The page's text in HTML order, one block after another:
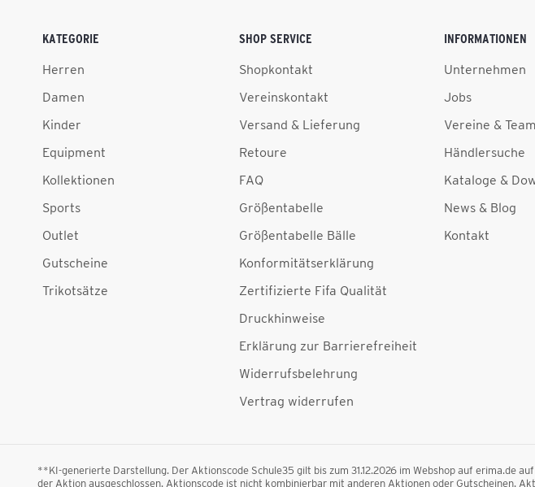
KATEGORIE
Herren
Damen
Kinder
Equipment
Kollektionen
Sports
Outlet
Gutscheine
Trikotsätze
SHOP SERVICE
Shopkontakt
Vereinskontakt
Versand & Lieferung
Retoure
FAQ
Größentabelle
Größentabelle Bälle
Konformitätserklärung
Zertifizierte Fifa Qualität
Druckhinweise
Erklärung zur Barrierefreiheit
Widerrufsbelehrung
Vertrag widerrufen
INFORMATIONEN
Unternehmen
Jobs
Vereine &
Händlersuche
Kataloge &
News & Blog
Kontakt
**KI-generierte Darstellung. Der Aktionscode Schule35 gilt bis zum 31.12.2026 im Webshop auf erima.de
der Aktion ausgeschlossen. Aktionscode ist nicht kombinierbar mit anderen Aktionen oder Gutscheinen.